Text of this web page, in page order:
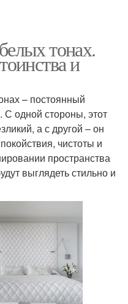
тонах.
и
– постоянный
С одной стороны, этот
а с другой – он
чистоты и
пространства
выглядеть стильно и